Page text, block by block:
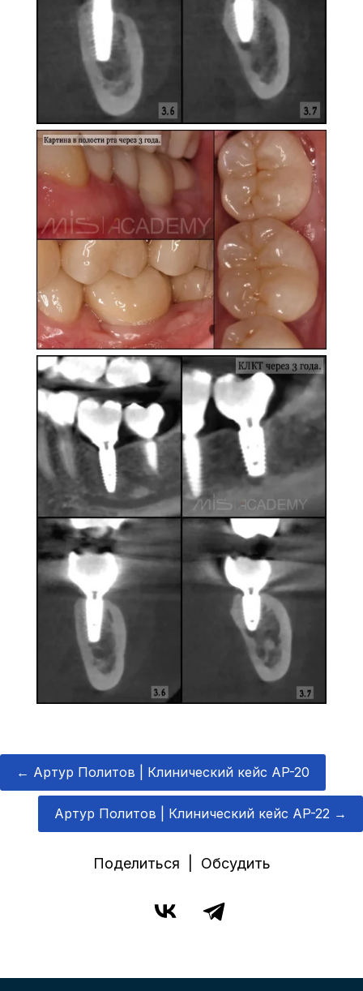
← Артур Политов | Клинический кейс AP-20
Артур Политов | Клинический кейс AP-22 →
Поделиться | Обсудить